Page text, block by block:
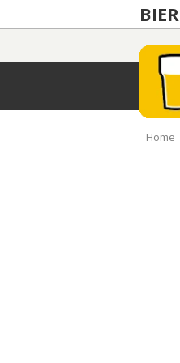
BIER
Home